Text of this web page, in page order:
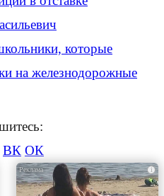
которые
на железнодорожные
ВК ОК
i